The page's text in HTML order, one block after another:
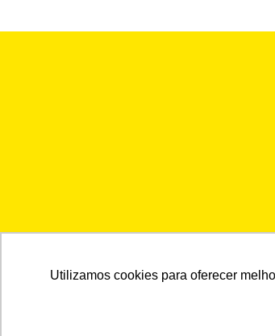
Utilizamos cookies para oferecer